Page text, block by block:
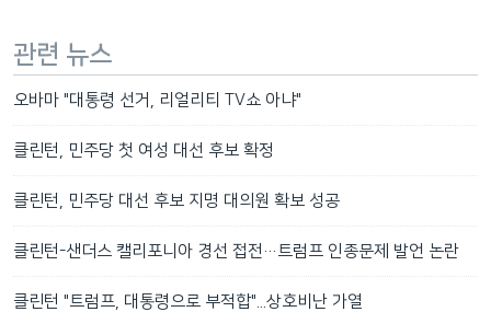
관련 뉴스
오바마 "대통령 선거, 리얼리티 TV쇼 아냐"
클린턴, 민주당 첫 여성 대선 후보 확정
클린턴, 민주당 대선 후보 지명 대의원 확보 성공
클린턴-샌더스 캘리포니아 경선 접전…트럼프 인종문제 발언 논란
클린턴 "트럼프, 대통령으로 부적합"...상호비난 가열